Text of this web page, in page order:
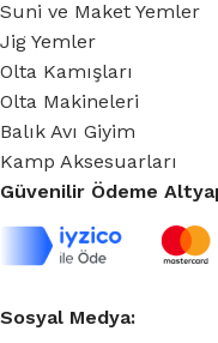
Suni ve Maket Yemler
Jig Yemler
Olta Kamışları
Olta Makineleri
Balık Avı Giyim
Kamp Aksesuarları
Güvenilir Ödeme
Sosyal Medya: